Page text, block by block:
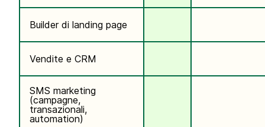
Builder di landing page
Vendite e CRM
SMS marketing
(campagne,
transazionali,
automation)